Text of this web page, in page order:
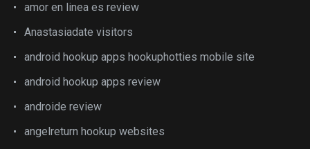
amor en linea es review
Anastasiadate visitors
android hookup apps hookuphotties mobile site
android hookup apps review
androide review
angelreturn hookup websites